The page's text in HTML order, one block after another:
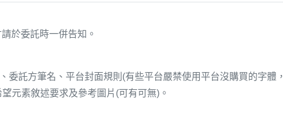
於委託時一併告知。
委託方筆名、平台封面規則(有些平台嚴禁使用平台沒購買的字體，
元素敘述要求及參考圖片(可有可無)。